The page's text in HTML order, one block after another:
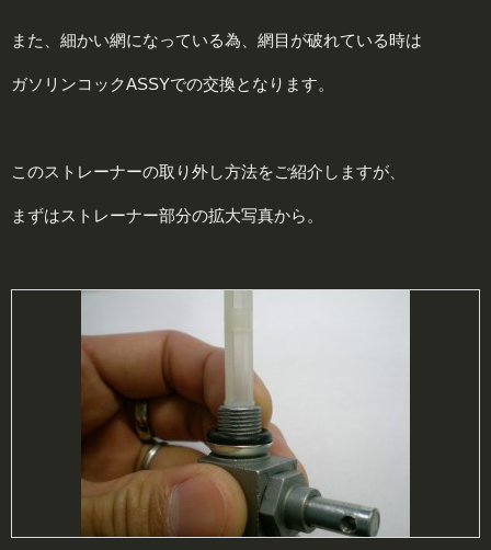
また、細かい網になっている為、網目が破れている時は
ガソリンコックASSYでの交換となります。
このストレーナーの取り外し方法をご紹介しますが、
まずはストレーナー部分の拡大写真から。